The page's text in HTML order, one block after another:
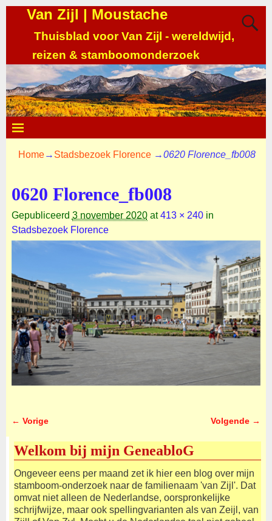
Van Zijl | Moustache
Thuisblad voor Van Zijl - wereldwijd,
reizen & stamboomonderzoek
Home→ Stadsbezoek Florence →0620 Florence_fb008
0620 Florence_fb008
Gepubliceerd 3 november 2020at413 × 240in
Stadsbezoek Florence
← Vorige Volgende →
Welkom bij mijn GeneabloG
Ongeveer eens per maand zet ik hier een blog over mijn
stamboom-onderzoek naar de familienaam 'van Zijl'. Dat
omvat niet alleen de Nederlandse, oorspronkelijke
schrijfwijze, maar ook spellingvarianten als van Zeijl, van